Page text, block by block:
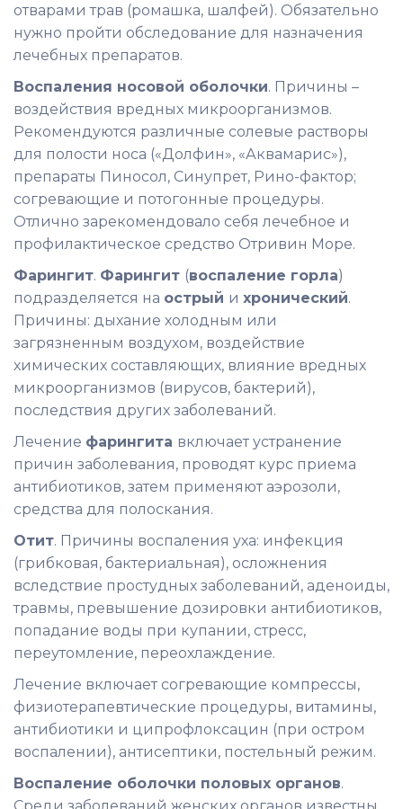
отварами трав (ромашка, шалфей). Обязательно
нужно пройти обследование для назначения
лечебных препаратов.
Воспаления носовой оболочки. Причины –
воздействия вредных микроорганизмов.
Рекомендуются различные солевые растворы
для полости носа («Долфин», «Аквамарис»),
препараты Пиносол, Синупрет, Рино-фактор;
согревающие и потогонные процедуры.
Отлично зарекомендовало себя лечебное и
профилактическое средство Отривин Море.
Фарингит. Фарингит (воспаление горла)
подразделяется на острый и хронический.
Причины: дыхание холодным или
загрязненным воздухом, воздействие
химических составляющих, влияние вредных
микроорганизмов (вирусов, бактерий),
последствия других заболеваний.
Лечение фарингита включает устранение
причин заболевания, проводят курс приема
антибиотиков, затем применяют аэрозоли,
средства для полоскания.
Отит. Причины воспаления уха: инфекция
(грибковая, бактериальная), осложнения
вследствие простудных заболеваний, аденоиды,
травмы, превышение дозировки антибиотиков,
попадание воды при купании, стресс,
переутомление, переохлаждение.
Лечение включает согревающие компрессы,
физиотерапевтические процедуры, витамины,
антибиотики и ципрофлоксацин (при остром
воспалении), антисептики, постельный режим.
Воспаление оболочки половых органов.